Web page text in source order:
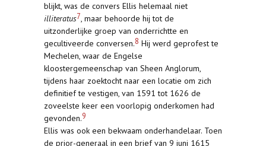
blijkt, was de convers Ellis helemaal niet
illiteratus7, maar behoorde hij tot de
uitzonderlijke groep van onderrichtte en
gecultiveerde conversen.8 Hij werd geprofest te
Mechelen, waar de Engelse
kloostergemeenschap van Sheen Anglorum,
tijdens haar zoektocht naar een locatie om zich
definitief te vestigen, van 1591 tot 1626 de
zoveelste keer een voorlopig onderkomen had
gevonden.9
Ellis was ook een bekwaam onderhandelaar. Toen
de prior-generaal in een brief van 9 juni 1615